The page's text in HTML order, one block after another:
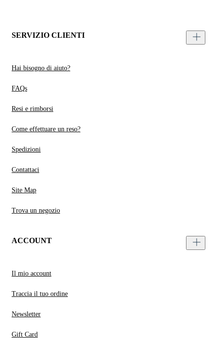
SERVIZIO CLIENTI
Hai bisogno di aiuto?
FAQs
Resi e rimborsi
Come effettuare un reso?
Spedizioni
Contattaci
Site Map
Trova un negozio
ACCOUNT
Il mio account
Traccia il tuo ordine
Newsletter
Gift Card